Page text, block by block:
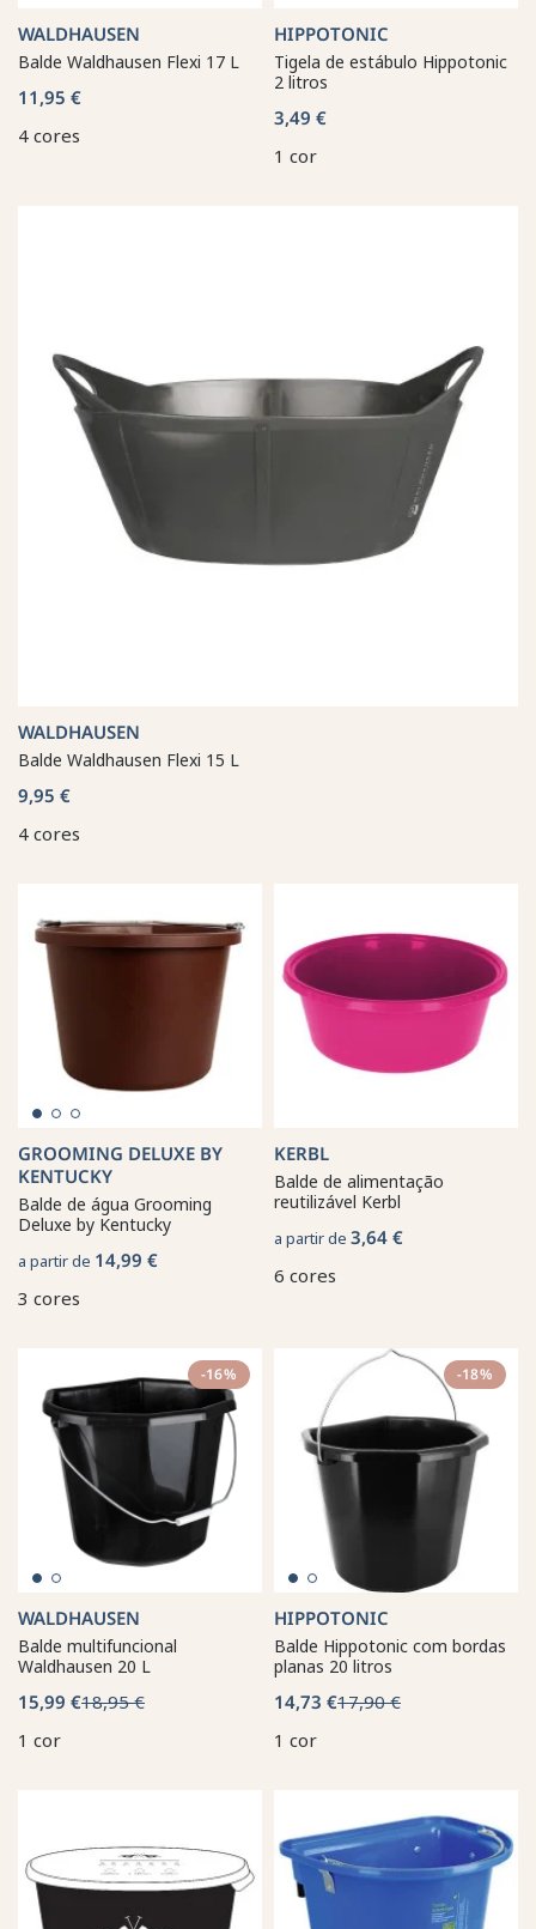
WALDHAUSEN
Balde Waldhausen Flexi 17 L
11,95 €
4 cores
HIPPOTONIC
Tigela de estábulo Hippotonic
2 litros
3,49 €
1 cor
WALDHAUSEN
Balde Waldhausen Flexi 15 L
9,95 €
4 cores
GROOMING DELUXE BY
KENTUCKY
Balde de água Grooming
Deluxe by Kentucky
a partir de 14,99 €
3 cores
KERBL
Balde de alimentação
reutilizável Kerbl
a partir de 3,64 €
6 cores
-16%
WALDHAUSEN
Balde multifuncional
Waldhausen 20 L
15,99 €18,95 €
1 cor
-18%
HIPPOTONIC
Balde Hippotonic com bordas
planas 20 litros
14,73 €17,90 €
1 cor